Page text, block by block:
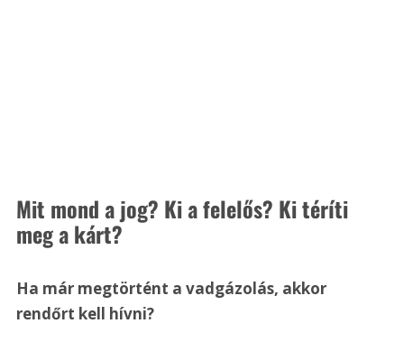
Mit mond a jog? Ki a felelős? Ki téríti
meg a kárt?
Ha már megtörtént a vadgázolás, akkor
rendőrt kell hívni?